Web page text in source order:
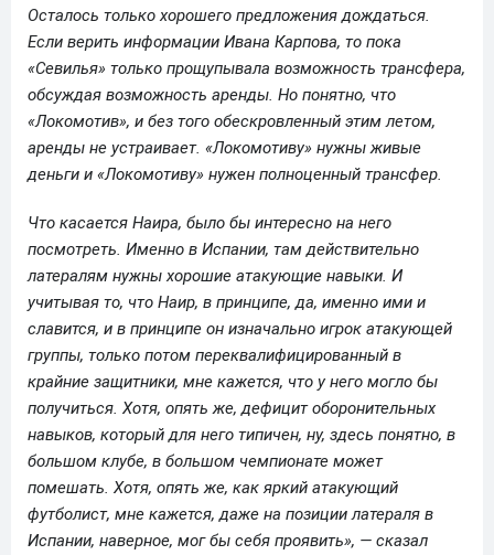
Осталось только хорошего предложения дождаться.
Если верить информации Ивана Карпова, то пока
«Севилья» только прощупывала возможность трансфера,
обсуждая возможность аренды. Но понятно, что
«Локомотив», и без того обескровленный этим летом,
аренды не устраивает. «Локомотиву» нужны живые
деньги и «Локомотиву» нужен полноценный трансфер.
Что касается Наира, было бы интересно на него
посмотреть. Именно в Испании, там действительно
латералям нужны хорошие атакующие навыки. И
учитывая то, что Наир, в принципе, да, именно ими и
славится, и в принципе он изначально игрок атакующей
группы, только потом переквалифицированный в
крайние защитники, мне кажется, что у него могло бы
получиться. Хотя, опять же, дефицит оборонительных
навыков, который для него типичен, ну, здесь понятно, в
большом клубе, в большом чемпионате может
помешать. Хотя, опять же, как яркий атакующий
футболист, мне кажется, даже на позиции латераля в
Испании, наверное, мог бы себя проявить», — сказал